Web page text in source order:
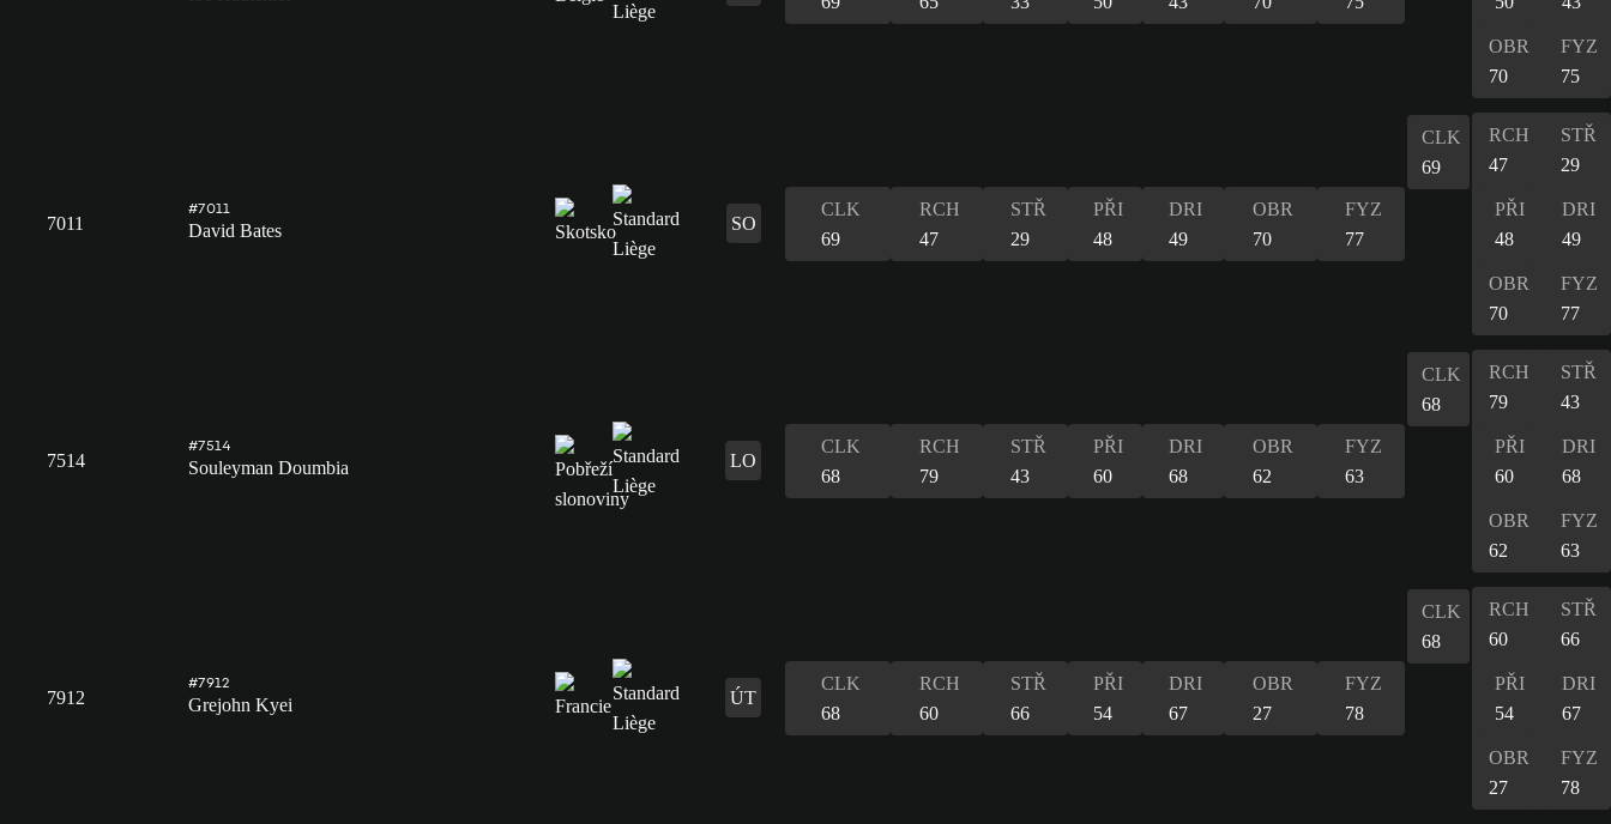
OBR
70
FYZ
75
7011
#7011
David Bates SO
CLK
69
RCH
47
STŘ
29
PŘI
48
DRI
49
OBR
70
FYZ
77
CLK
69
RCH
47
STŘ
29
PŘI
48
DRI
49
OBR
70
FYZ
77
7514
#7514
Souleyman Doumbia LO
CLK
68
RCH
79
STŘ
43
PŘI
60
DRI
68
OBR
62
FYZ
63
CLK
68
RCH
79
STŘ
43
PŘI
60
DRI
68
OBR
62
FYZ
63
7912
#7912
Grejohn Kyei ÚT
CLK
68
RCH
60
STŘ
66
PŘI
54
DRI
67
OBR
27
FYZ
78
CLK
68
RCH
60
STŘ
66
PŘI
54
DRI
67
OBR
27
FYZ
78